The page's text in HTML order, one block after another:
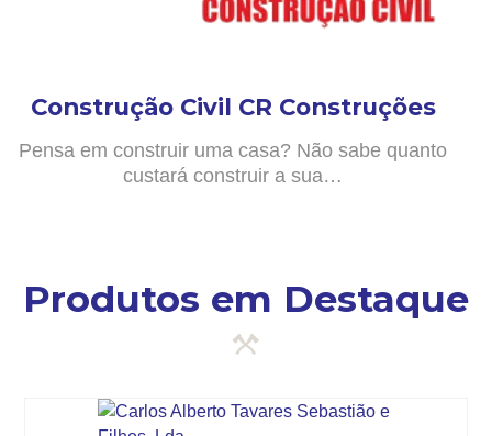
Construção Civil CR Construções
Pensa em construir uma casa? Não sabe quanto
custará construir a sua…
Produtos em Destaque